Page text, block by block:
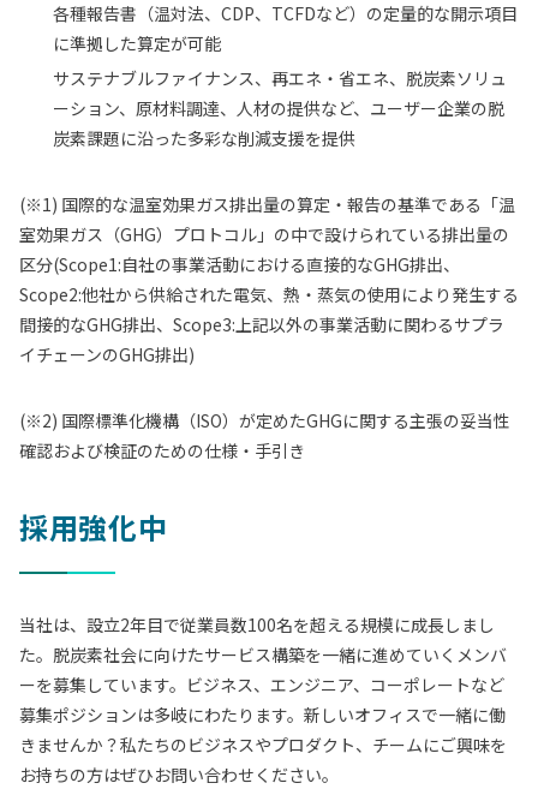
各種報告書（温対法、CDP、TCFDなど）の定量的な開示項目
に準拠した算定が可能
サステナブルファイナンス、再エネ・省エネ、脱炭素ソリュ
ーション、原材料調達、人材の提供など、ユーザー企業の脱
炭素課題に沿った多彩な削減支援を提供
(※1) 国際的な温室効果ガス排出量の算定・報告の基準である「温
室効果ガス（GHG）プロトコル」の中で設けられている排出量の
区分(Scope1:自社の事業活動における直接的なGHG排出、
Scope2:他社から供給された電気、熱・蒸気の使用により発生する
間接的なGHG排出、Scope3:上記以外の事業活動に関わるサプラ
イチェーンのGHG排出)
(※2) 国際標準化機構（ISO）が定めたGHGに関する主張の妥当性
確認および検証のための仕様・手引き
採用強化中
当社は、設立2年目で従業員数100名を超える規模に成長しまし
た。脱炭素社会に向けたサービス構築を一緒に進めていくメンバ
ーを募集しています。ビジネス、エンジニア、コーポレートなど
募集ポジションは多岐にわたります。新しいオフィスで一緒に働
きませんか？私たちのビジネスやプロダクト、チームにご興味を
お持ちの方はぜひお問い合わせください。